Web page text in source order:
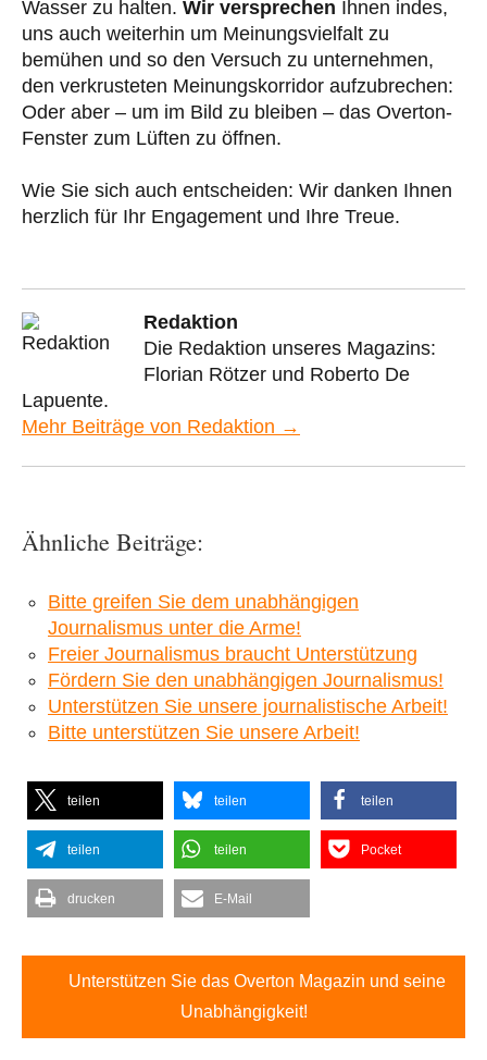
Wasser zu halten. Wir versprechen Ihnen indes,
uns auch weiterhin um Meinungsvielfalt zu
bemühen und so den Versuch zu unternehmen,
den verkrusteten Meinungskorridor aufzubrechen:
Oder aber – um im Bild zu bleiben – das Overton-
Fenster zum Lüften zu öffnen.
Wie Sie sich auch entscheiden: Wir danken Ihnen
herzlich für Ihr Engagement und Ihre Treue.
Redaktion
Die Redaktion unseres Magazins:
Florian Rötzer und Roberto De
Lapuente.
Mehr Beiträge von Redaktion →
Ähnliche Beiträge:
Bitte greifen Sie dem unabhängigen
Journalismus unter die Arme!
Freier Journalismus braucht Unterstützung
Fördern Sie den unabhängigen Journalismus!
Unterstützen Sie unsere journalistische Arbeit!
Bitte unterstützen Sie unsere Arbeit!
teilen teilen teilen
teilen teilen Pocket
drucken E-Mail
Unterstützen Sie das Overton Magazin und seine
Unabhängigkeit!